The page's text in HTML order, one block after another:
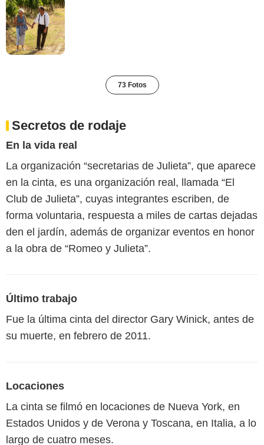
73 Fotos
Secretos de rodaje
En la vida real
La organización “secretarias de Julieta”, que aparece
en la cinta, es una organización real, llamada “El
Club de Julieta”, cuyas integrantes escriben, de
forma voluntaria, respuesta a miles de cartas dejadas
den el jardín, además de organizar eventos en honor
a la obra de “Romeo y Julieta”.
Último trabajo
Fue la última cinta del director Gary Winick, antes de
su muerte, en febrero de 2011.
Locaciones
La cinta se filmó en locaciones de Nueva York, en
Estados Unidos y de Verona y Toscana, en Italia, a lo
largo de cuatro meses.